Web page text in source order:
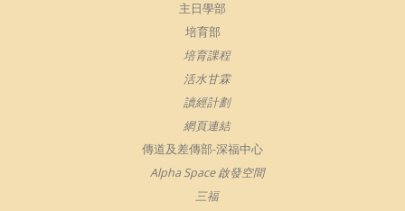
主日學部
培育部
培育課程
活水甘霖
讀經計劃
網頁連結
傳道及差傳部-深福中心
Alpha Space 啟發空間
三福